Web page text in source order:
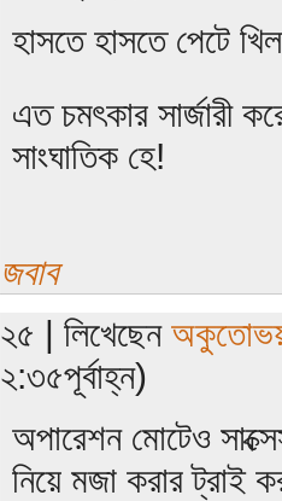
হাসতে হাসতে পেটে
এত চমৎকার সার্জারী
সাংঘাতিক হে!
জবাব
২৫ | লিখেছেন অকুতোভয়
২:৩৫পূর্বাহ্ন)
অপারেশন মোটেও
নিয়ে মজা করার